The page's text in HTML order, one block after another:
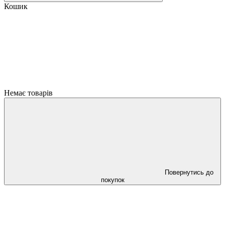
Кошик
Немає товарів
Повернутись до
покупок